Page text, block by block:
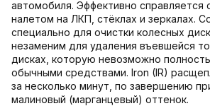
автомобиля. Эффективно
налетом на ЛКП, стёклах и зеркалах.
специально для очистки колесных
незаменим для удаления въевшейся
дисках, которую невозможно
обычными средствами. Iron (IR)
за несколько минут, по завершению
малиновый (марганцевый) оттенок.